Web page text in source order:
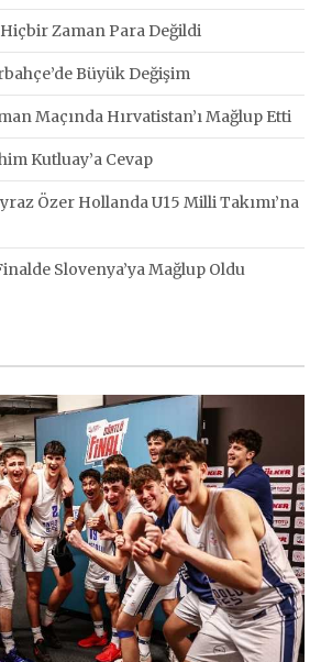
Zaman Para Değildi
Büyük Değişim
Maçında Hırvatistan’ı Mağlup Etti
Kutluay’a Cevap
Özer Hollanda U15 Milli Takımı’na
Slovenya’ya Mağlup Oldu